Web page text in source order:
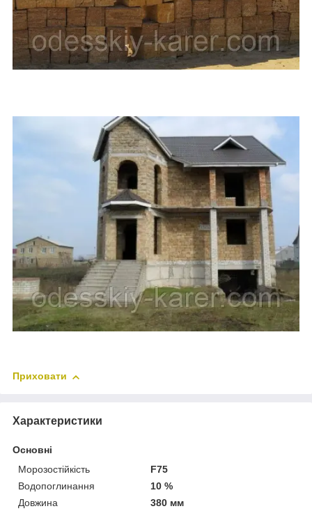
Приховати
Характеристики
Основні
Морозостійкість
F75
Водопоглинання
10 %
Довжина
380 мм